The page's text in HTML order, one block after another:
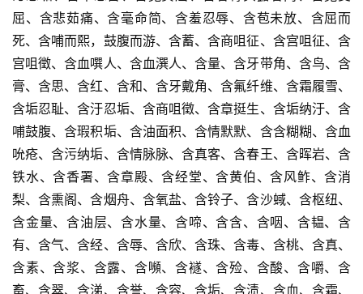
屈、含悲茹痛、含毫命简、含羞忍辱、含苞未放、含屈而
死、含哺而熙，鼓腹而游、含蓄、含商咀征、含宫咀征、含
宫咀徵、含血噀人、含血潠人、含量、含牙带角、含鸟、含
膏、含思、含红、含和、含牙戴角、含氟纤维、含霜履雪、
含垢忍耻、含汙忍垢、含商咀徵、含章挺生、含垢纳汙、含
哺鼓腹、含瑕积垢、含油面积、含情默默、含含糊糊、含血
吮疮、含污纳垢、含情脉脉、含真客、含春王、含晖岩、含
铁水、含香署、含章殿、含经堂、含黄伯、含风鲊、含消
梨、含熏阁、含烟舟、含氧盐、含铃子、含沙蜮、含枢纽、
含金量、含油层、含水量、含啼、含含、含咽、含韫、含
有、含气、含经、含辱、含欣、含珠、含毒、含桃、含真、
含素、含浆、含露、含嚬、含襚、含殓、含酸、含嚼、含
畜、含翠、含涕、含誉、含容、含垢、含渍、含血、含霜、